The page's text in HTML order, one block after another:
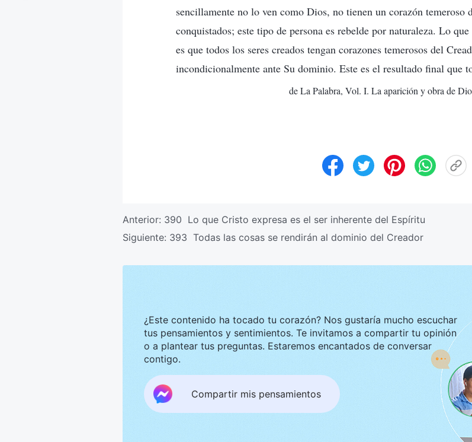
sencillamente no lo ven como Dios, no tienen un corazón temeroso
conquistados; este tipo de persona es rebelde por naturaleza. Lo
es que todos los seres creados tengan corazones temerosos del
incondicionalmente ante Su dominio. Este es el resultado final que
de La Palabra, Vol. I. La aparición y obra de
Anterior: 390 Lo que Cristo expresa es el ser inherente del Espíritu
Siguiente: 393 Todas las cosas se rendirán al dominio del Creador
¿Este contenido ha tocado tu corazón? Nos gustaría mucho escuchar
tus pensamientos y sentimientos. Te invitamos a compartir tu opinión
o a plantear tus preguntas. Estaremos encantados de conversar
contigo.
Compartir mis pensamientos